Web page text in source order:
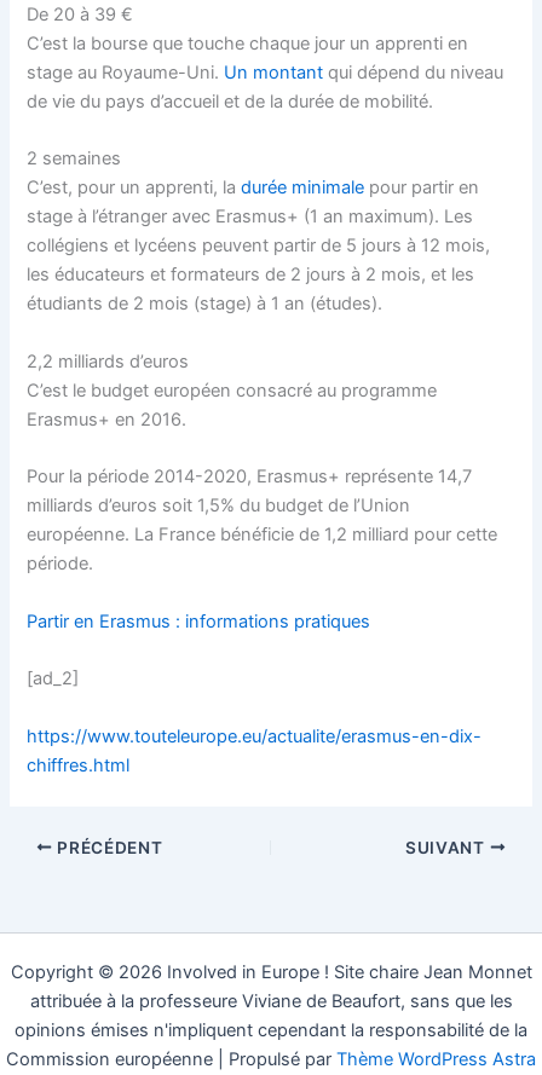
De 20 à 39 €
C’est la bourse que touche chaque jour un apprenti en
stage au Royaume-Uni. Un montant qui dépend du niveau
de vie du pays d’accueil et de la durée de mobilité.
2 semaines
C’est, pour un apprenti, ladurée minimale pour partir en
stage à l’étranger avec Erasmus+ (1 an maximum). Les
collégiens et lycéens peuvent partir de 5 jours à 12 mois,
les éducateurs et formateurs de 2 jours à 2 mois, et les
étudiants de 2 mois (stage) à 1 an (études).
2,2 milliards d’euros
C’est le budget européen consacré au programme
Erasmus+ en 2016.
Pour la période 2014-2020, Erasmus+ représente 14,7
milliards d’euros soit 1,5% du budget de l’Union
européenne. La France bénéficie de 1,2 milliard pour cette
période.
Partir en Erasmus : informations pratiques
[ad_2]
https://www.touteleurope.eu/actualite/erasmus-en-dix-
chiffres.html
PRÉCÉDENT SUIVANT
Copyright © 2026 Involved in Europe ! Site chaire Jean Monnet
attribuée à la professeure Viviane de Beaufort, sans que les
opinions émises n'impliquent cependant la responsabilité de la
Commission européenne | Propulsé par Thème WordPress Astra